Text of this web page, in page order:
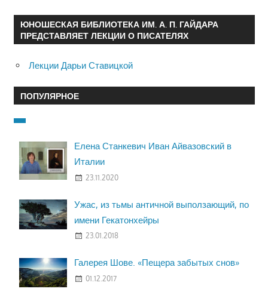
ЮНОШЕСКАЯ БИБЛИОТЕКА ИМ. А. П. ГАЙДАРА
ПРЕДСТАВЛЯЕТ ЛЕКЦИИ О ПИСАТЕЛЯХ
Лекции Дарьи Ставицкой
ПОПУЛЯРНОЕ
Елена Станкевич Иван Айвазовский в
Италии
23.11.2020
Ужас, из тьмы античной выползающий, по
имени Гекатонхейры
23.01.2018
Галерея Шове. «Пещера забытых снов»
01.12.2017